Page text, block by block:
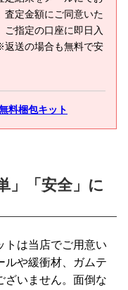
査定金額にご同意いた
ご指定の口座に即日入
送の場合も無料で安
料梱包キット
査定フォームから画像
LINE査定」を友だちに
フォンなどのカメラで
ゃの写真をトーク中に送
」「安全」に
トは当店でご用意い
ルや緩衝材、ガムテ
ざいません。面倒な